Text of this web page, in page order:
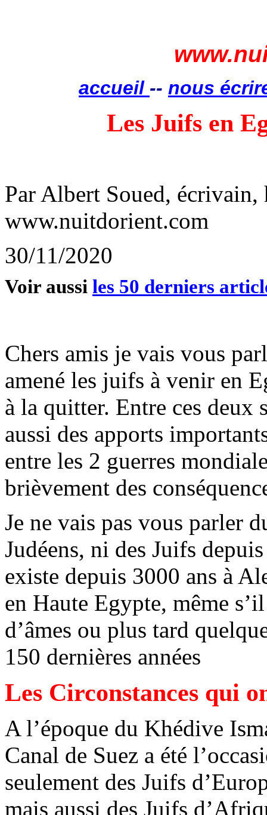
accueil -- nous
Les Juifs en
Par Albert Soued,
www.nuitdorient.com
30/11/2020
Voir aussi les 50 derniers
Chers amis je vais vous
amené les juifs à venir en
à la quitter. Entre ces deux
aussi des apports
entre les 2 guerres
brièvement des
Je ne vais pas vous parler
Judéens, ni des Juifs
existe depuis 3000 ans à
en Haute Egypte, même
d’âmes ou plus tard
150 dernières années
Les Circonstances qui
A l’époque du Khédive
Canal de Suez a été
seulement des Juifs
mais aussi des Juifs